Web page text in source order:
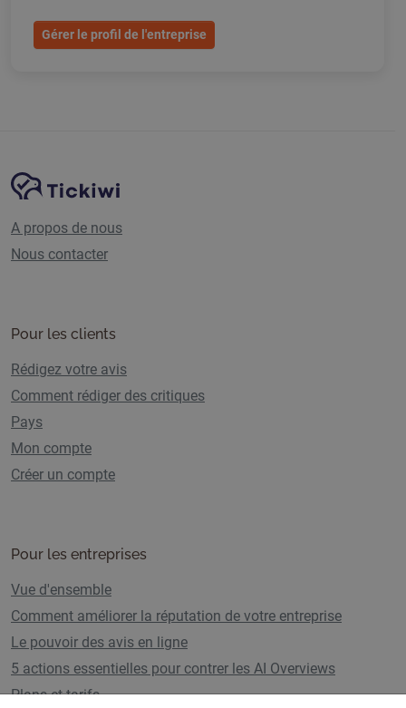
Gérer le profil de l'entreprise
Navigation du sitePlate-forme Tickiwi
A propos de nous
Nous contacter
Pour les clients
Rédigez votre avis
Comment rédiger des critiques
Pays
Mon compte
Créer un compte
Pour les entreprises
Vue d'ensemble
Comment améliorer la réputation de votre entreprise
Le pouvoir des avis en ligne
5 actions essentielles pour contrer les AI Overviews
Plans et tarifs